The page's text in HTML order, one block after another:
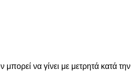
να γίνει με μετρητά κατά την